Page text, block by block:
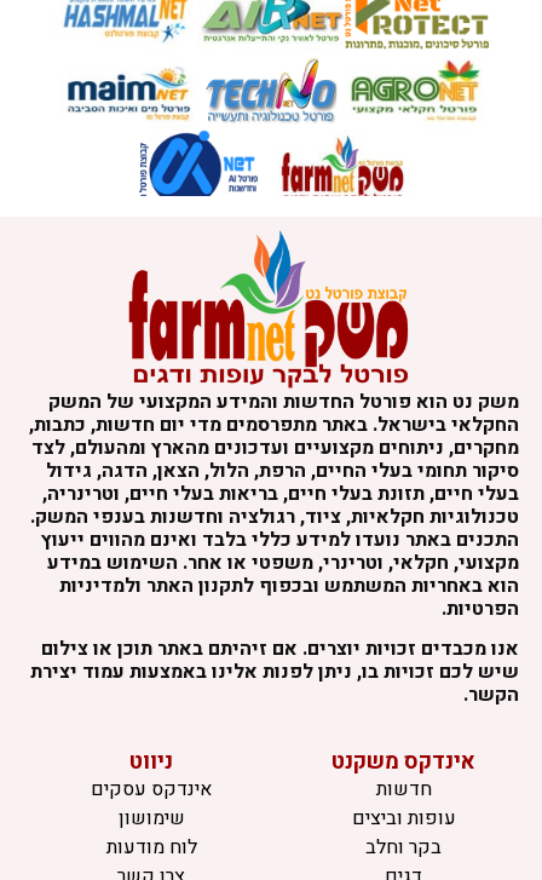
משק נט הוא פורטל החדשות והמידע המקצועי של המשק
החקלאי בישראל. באתר מתפרסמים מדי יום חדשות, כתבות,
מחקרים, ניתוחים מקצועיים ועדכונים מהארץ ומהעולם, לצד
סיקור תחומי בעלי החיים, הרפת, הלול, הצאן, הדגה, גידול
בעלי חיים, תזונת בעלי חיים, בריאות בעלי חיים, וטרינריה,
טכנולוגיות חקלאיות, ציוד, רגולציה וחדשנות בענפי המשק.
התכנים באתר נועדו למידע כללי בלבד ואינם מהווים ייעוץ
מקצועי, חקלאי, וטרינרי, משפטי או אחר. השימוש במידע
הוא באחריות המשתמש ובכפוף לתקנון האתר ולמדיניות
הפרטיות.
אנו מכבדים זכויות יוצרים. אם זיהיתם באתר תוכן או צילום
שיש לכם זכויות בו, ניתן לפנות אלינו באמצעות עמוד יצירת
הקשר.
אינדקס משקנט
חדשות
עופות וביצים
בקר וחלב
ניווט
אינדקס עסקים
שימושון
לוח מודעות